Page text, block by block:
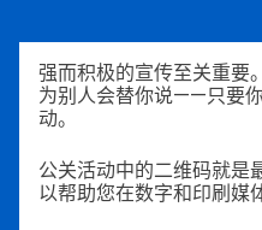
强而积极的宣传至关重要
为别人会替你说——只要
动。
公关活动中的二维码就是
以帮助您在数字和印刷媒